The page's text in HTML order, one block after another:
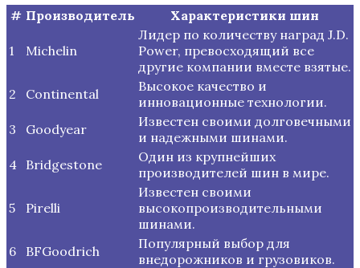
# Производитель Характеристики шин
1 Michelin
Лидер по количеству наград J.D.
Power, превосходящий все
другие компании вместе взятые.
2
Continental
Высокое качество и
инновационные технологии.
3
Goodyear
Известен своими долговечными
и надежными шинами.
4 Bridgestone
Один из крупнейших
производителей шин в мире.
5 Pirelli
Известен своими
высокопроизводительными
шинами.
6
BFGoodrich
Популярный выбор для
внедорожников и грузовиков.